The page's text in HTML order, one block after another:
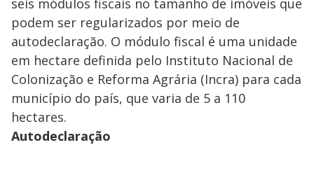
seis módulos fiscais no tamanho de imóveis que
podem ser regularizados por meio de
autodeclaração. O módulo fiscal é uma unidade
em hectare definida pelo Instituto Nacional de
Colonização e Reforma Agrária (Incra) para cada
município do país, que varia de 5 a 110
hectares.
Autodeclaração